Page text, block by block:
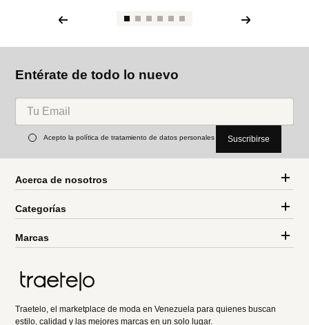
Entérate de todo lo nuevo
Acepto la política de tratamiento de datos personales Suscribirse
Acerca de nosotros
Categorías
Marcas
Traetelo, el marketplace de moda en Venezuela para quienes buscan
estilo, calidad y las mejores marcas en un solo lugar.